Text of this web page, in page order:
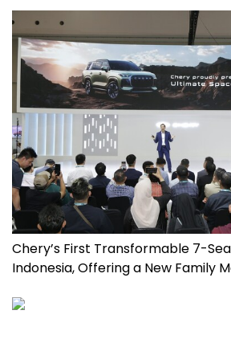
Chery’s First Transformable 7-
Indonesia, Offering a New Family